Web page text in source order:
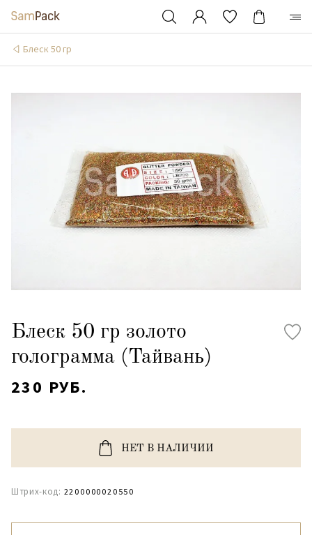
Блеск 50 гр
Блеск 50 гр золото
голограмма (Тайвань)
230 РУБ.
НЕТ В НАЛИЧИИ
Штрих-код: 2200000020550